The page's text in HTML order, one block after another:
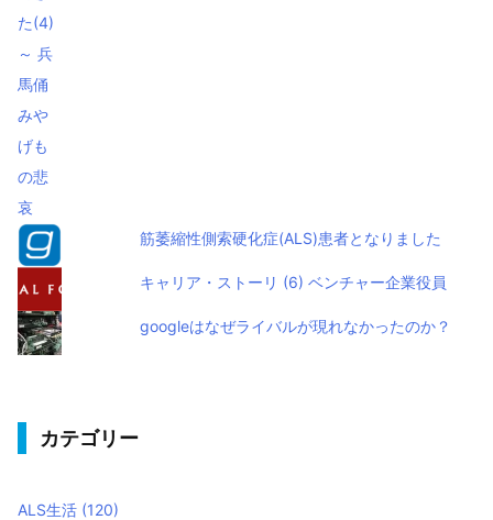
筋萎縮性側索硬化症(ALS)患者となりました
キャリア・ストーリ (6) ベンチャー企業役員
googleはなぜライバルが現れなかったのか？
カテゴリー
ALS生活 (120)